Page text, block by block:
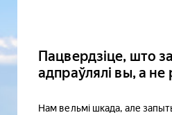
Пацвердзіце, што
адпраўлялі вы, а не
Нам вельмі шкада, але